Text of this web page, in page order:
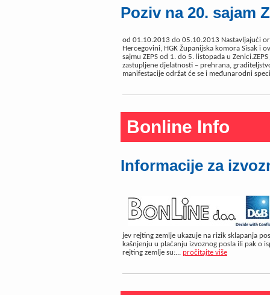
Poziv na 20. sajam
od 01.10.2013 do 05.10.2013 Nastavljajući
Hercegovini, HGK Županijska komora Sisak i
sajmu ZEPS od 1. do 5. listopada u
zastupljene djelatnosti – prehrana,
manifestacije održat će se i međunarodni
Bonline Info
Informacije za
jev rejting zemlje ukazuje na rizik sklapanja
kašnjenju u plaćanju izvoznog posla ili pak o
rejting zemlje su:... pročitajte više